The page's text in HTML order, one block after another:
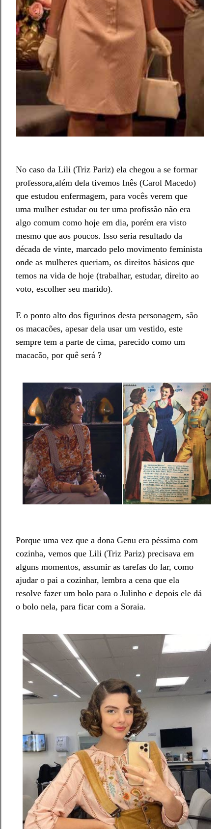
No caso da Lili (Triz Pariz) ela chegou a se formar
professora,além dela tivemos Inês (Carol Macedo)
que estudou enfermagem, para vocês verem que
uma mulher estudar ou ter uma profissão não era
algo comum como hoje em dia, porém era visto
mesmo que aos poucos. Isso seria resultado da
década de vinte, marcado pelo movimento feminista
onde as mulheres queriam, os direitos básicos que
temos na vida de hoje (trabalhar, estudar, direito ao
voto, escolher seu marido).
E o ponto alto dos figurinos desta personagem, são
os macacões, apesar dela usar um vestido, este
sempre tem a parte de cima, parecido como um
macacão, por quê será ?
Porque uma vez que a dona Genu era péssima com
cozinha, vemos que Lili (Triz Pariz) precisava em
alguns momentos, assumir as tarefas do lar, como
ajudar o pai a cozinhar, lembra a cena que ela
resolve fazer um bolo para o Julinho e depois ele dá
o bolo nela, para ficar com a Soraia.